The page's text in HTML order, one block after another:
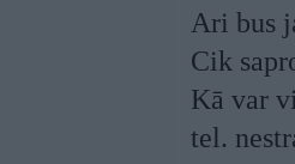
Ari bus
Cik
Kā var
tel.